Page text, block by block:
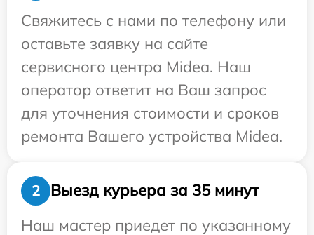
Свяжитесь с нами по телефону или
оставьте заявку на сайте
сервисного центра Midea. Наш
оператор ответит на Ваш запрос
для уточнения стоимости и сроков
ремонта Вашего устройства Midea.
2
Выезд курьера за 35 минут
Наш мастер приедет по указанному